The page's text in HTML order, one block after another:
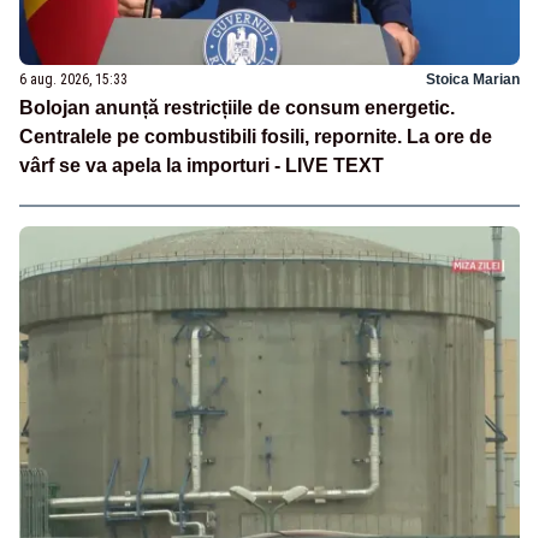
6 aug. 2026, 15:33 Stoica Marian
Bolojan anunță restricțiile de consum energetic.
Centralele pe combustibili fosili, repornite. La ore de
vârf se va apela la importuri - LIVE TEXT